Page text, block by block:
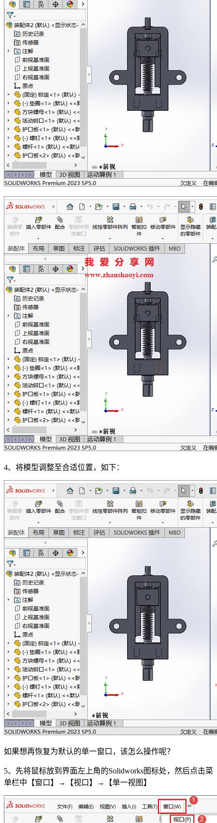
4、将模型调整至合适位置，如下：
如果想再恢复为默认的单一窗口，该怎么操作呢？
5、先将鼠标放到界面左上角的Solidworks图标处，然后点击菜
单栏中【窗口】→【视口】→【单一视图】